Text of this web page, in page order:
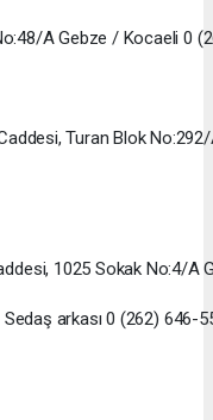
A Gebze / Kocaeli 0
Turan Blok
1025 Sokak No:4/A
Sedaş arkası 0 (262) 646-